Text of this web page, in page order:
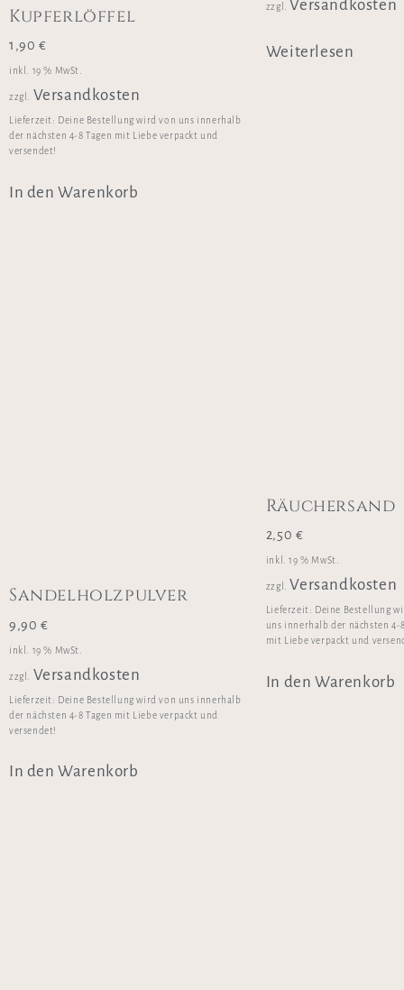
Kupferlöffel
1,90 €
inkl. 19 % MwSt.
zzgl. Versandkosten
Lieferzeit: Deine Bestellung wird von uns innerhalb
der nächsten 4-8 Tagen mit Liebe verpackt und
versendet!
In den Warenkorb
zzgl. Versandkosten
Weiterlesen
Sandelholzpulver
9,90 €
inkl. 19 % MwSt.
zzgl. Versandkosten
Lieferzeit: Deine Bestellung wird von uns innerhalb
der nächsten 4-8 Tagen mit Liebe verpackt und
versendet!
In den Warenkorb
Räuchersand
2,50 €
inkl. 19 % MwSt.
zzgl. Versandkosten
Lieferzeit: Deine Bestellung
uns innerhalb der nächsten 4-
mit Liebe verpackt und
In den Warenkorb